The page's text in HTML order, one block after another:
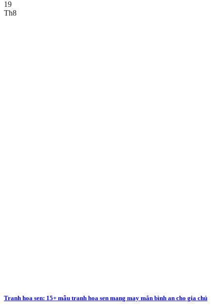
19
Th8
Tranh hoa sen: 15+ mẫu tranh hoa sen mang may mắn bình an cho gia chủ